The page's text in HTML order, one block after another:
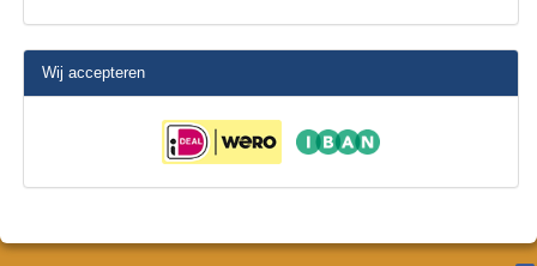
Wij accepteren